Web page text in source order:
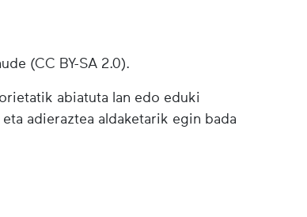
(CC BY-SA 2.0).
abiatuta lan edo eduki
eta adieraztea aldaketarik egin bada